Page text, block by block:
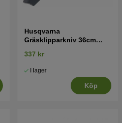
Husqvarna
Gräsklipparkniv 36cm
337 kr
I lager
Köp